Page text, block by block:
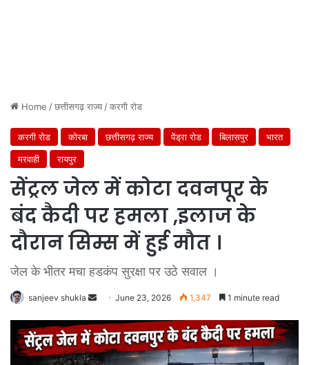
Home /छत्तीसगढ़ राज्य/करगी रोड
करगी रोड कोरबा छत्तीसगढ़ राज्य पेंड्रा रोड बिलासपुर
भारत
मरवाही
रायपुर
सेंट्रल जेल में कोटा दवनपूर के
बंद कैदी पर हमला ,इलाज के
दौरान सिम्स में हुई मौत ।
जेल के भीतर मचा हडकंप सुरक्षा पर उठे सवाल ।
sanjeev shukla
Send
email
June 23, 2026 1,347 1 minute read